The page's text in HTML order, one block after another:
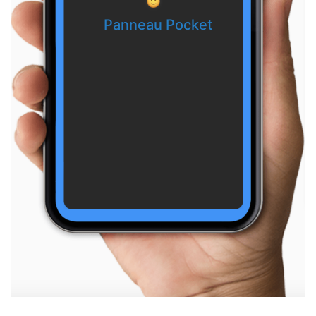
Pecqueuse — il y a 9 jours
Accès aux bois interdit
Vaugrigneuse — il y a 10 jours
La Poste supprime la boîte aux lettres rue du Chemin Tournant
Vaugrigneuse — il y a 10 jours
Arrêté Préfectoral
Saint-Maurice-Montcouronne — il y a 10 jours
Vigilance feux
Vigilance feux
Les Molières — il y a 10 jours
ARRETE RESTRICTIONS TEMPORAIRES PROTECTION BOIS ET FORETS
Boullay-les-Troux — il y a 10 jours
Restrictions temporaires en forêt pour prévenir les risques d’incendie
Panneau Pocket